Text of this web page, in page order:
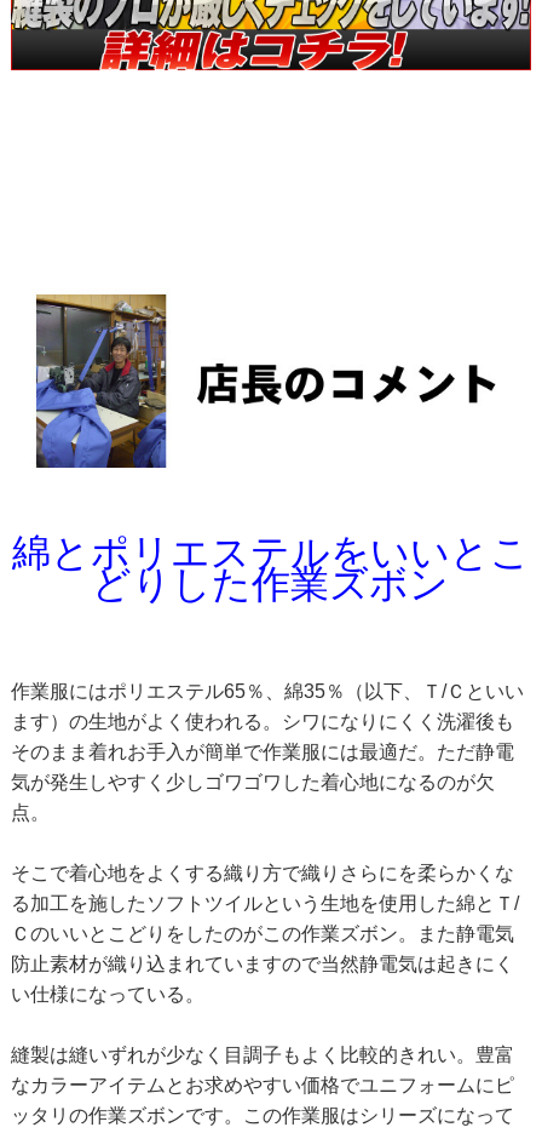
綿とポリエステルをいいとこ
どりした作業ズボン
作業服にはポリエステル65％、綿35％（以下、Ｔ/Ｃといい
ます）の生地がよく使われる。シワになりにくく洗濯後も
そのまま着れお手入が簡単で作業服には最適だ。ただ静電
気が発生しやすく少しゴワゴワした着心地になるのが欠
点。
そこで着心地をよくする織り方で織りさらにを柔らかくな
る加工を施したソフトツイルという生地を使用した綿とＴ/
Ｃのいいとこどりをしたのがこの作業ズボン。また静電気
防止素材が織り込まれていますので当然静電気は起きにく
い仕様になっている。
縫製は縫いずれが少なく目調子もよく比較的きれい。豊富
なカラーアイテムとお求めやすい価格でユニフォームにピ
ッタリの作業ズボンです。この作業服はシリーズになって